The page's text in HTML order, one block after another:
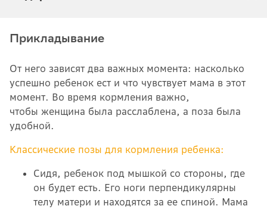
Прикладывание
От него зависят два важных момента: насколько
успешно ребенок ест и что чувствует мама в этот
момент. Во время кормления важно,
чтобы женщина была расслаблена, а поза была
удобной.
Классические позы для кормления ребенка:
Сидя, ребенок под мышкой со стороны, где
он будет есть. Его ноги перпендикулярны
телу матери и находятся за ее спиной. Мама